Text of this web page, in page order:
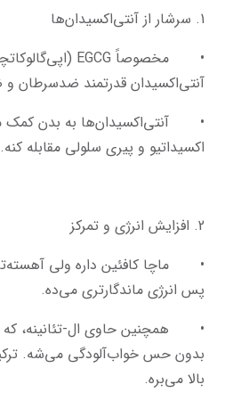
1. سرشار از آنتی‌اکسیدان‌ها
آنتی‌اکسیدان قدرتمند ضدسرطان و ضدالتهابه.
اکسیداتیو و پیری سلولی مقابله کنه.
2. افزایش انرژی و تمرکز
پس انرژی ماندگارتری می‌ده.
بالا می‌بره.